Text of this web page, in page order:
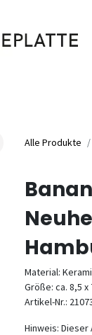
Alle Produkte
Material:
Größe: ca. 8,5 x
Artikel-Nr.:
Hinweis: